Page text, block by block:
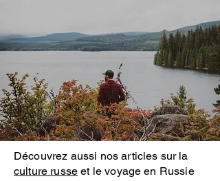
Découvrez aussi nos articles sur la
culture russe et le voyage en Russie